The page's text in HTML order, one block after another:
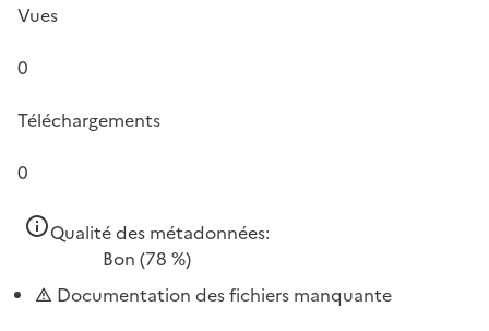
Vues
0
Téléchargements
0
Qualité des métadonnées:
Bon (78 %)
Documentation des fichiers manquante